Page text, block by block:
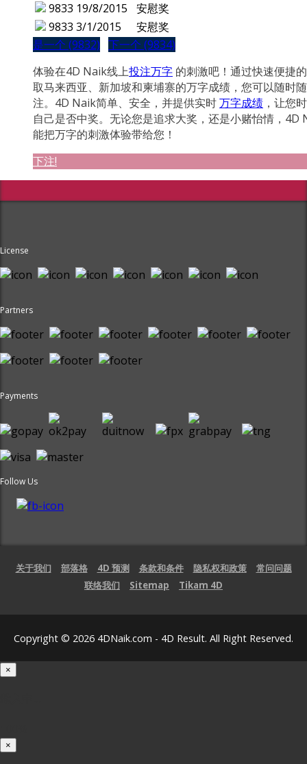
9833 19/8/2015
安慰奖
9833 3/1/2015
安慰奖
是一个 (9832) 下一个 (9834)
体验在4D Naik线上投注万字 的刺激吧！通过快速便捷
取马来西亚、新加坡和柬埔寨的万字成绩，您可以随时
注。4D Naik简单、安全，并提供实时万字成绩 ，让您
自己是否中奖。无论您是追求大奖，还是小赌怡情，4D
能把万字的刺激体验带给您！
下注!
License
Partners
Payments
Follow Us
关于我们 部落格 4D 预测 条款和条件 隐私权和政策
常问问题
联络我们
Sitemap Tikam 4D
Copyright © 2026 4DNaik.com - 4D Result. All Right Reserved.
×
×